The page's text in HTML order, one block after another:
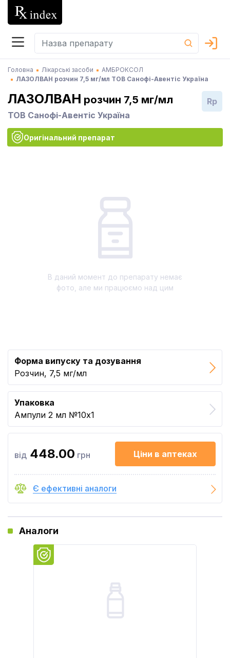
Головна Лікарські засоби
АМБРОКСОЛ
ЛАЗОЛВАН розчин 7,5 мг/мл ТОВ Санофі-Авентіс Україна
ЛАЗОЛВАН розчин 7,5 мг/мл
ТОВ Санофі-Авентіс Україна
Rp
Оригінальний препарат
В даний момент до препарату немає
фото, але ми працюємо над цим
Форма випуску та дозування
Розчин, 7,5 мг/мл
Упаковка
Ампули 2 мл №10x1
від 448.00 грн Ціни в аптеках
Є ефективні аналоги
Аналоги